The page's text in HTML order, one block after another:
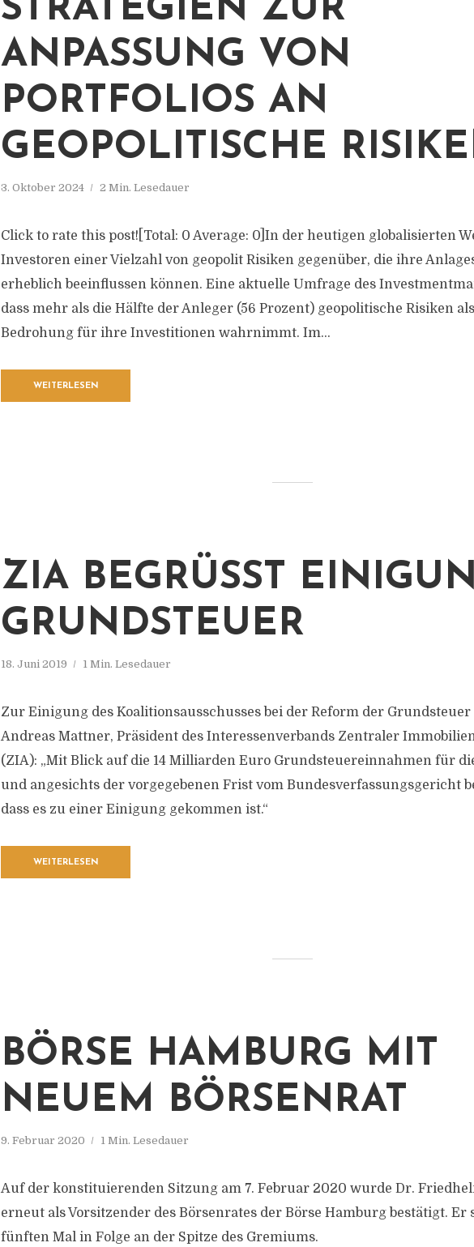
STRATEGIEN ZUR
ANPASSUNG VON
PORTFOLIOS AN
GEOPOLITISCHE
3. Oktober 2024 2 Min. Lesedauer
Click to rate this post![Total: 0 Average: 0]In der heutigen globalisierten
Investoren einer Vielzahl von geopolit Risiken gegenüber, die ihre
erheblich beeinflussen können. Eine aktuelle Umfrage des
dass mehr als die Hälfte der Anleger (56 Prozent) geopolitische Risiken
Bedrohung für ihre Investitionen wahrnimmt. Im...
WEITERLESEN
ZIA BEGRÜSST
RUNDSTEUER
18. Juni 2019 1 Min. Lesedauer
Zur Einigung des Koalitionsausschusses bei der Reform der
Andreas Mattner, Präsident des Interessenverbands Zentraler
(ZIA): „Mit Blick auf die 14 Milliarden Euro Grundsteuereinnahmen für
und angesichts der vorgegebenen Frist vom Bundesverfassungsgericht
dass es zu einer Einigung gekommen ist.“
WEITERLESEN
BÖRSE HAMBURG MIT
NEUEM BÖRSENRAT
9. Februar 2020 1 Min. Lesedauer
Auf der konstituierenden Sitzung am 7. Februar 2020 wurde Dr.
erneut als Vorsitzender des Börsenrates der Börse Hamburg bestätigt.
fünften Mal in Folge an der Spitze des Gremiums.